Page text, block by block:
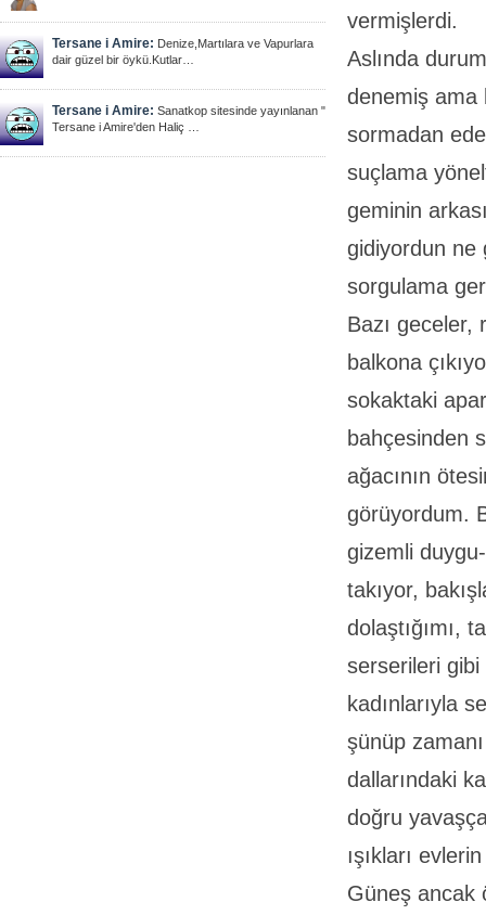
vermişlerdi.
Aslında
denemiş ama
sormadan
suçlama
geminin
gidiyordun ne
sorgulama
Bazı geceler,
balkona
sokaktaki
bahçesinden
ağacının
görüyordum.
gizemli
takıyor,
dolaştığımı,
serserileri
kadınlarıyla
şünüp
dallarındaki
doğru
ışıkları
Güneş ancak
Tersane i Amire: Denize,Martılara ve Vapurlara
dair güzel bir öykü.Kutlar…
Tersane i Amire: Sanatkop sitesinde yayınlanan "
Tersane i Amire'den Haliç …